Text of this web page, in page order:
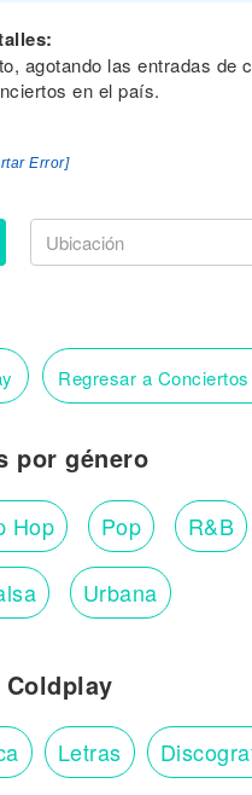
agotando las entradas de
en el país.
Error]
Regresar a Conciertos
por género
Hop Pop R&B
Urbana
Coldplay
Letras